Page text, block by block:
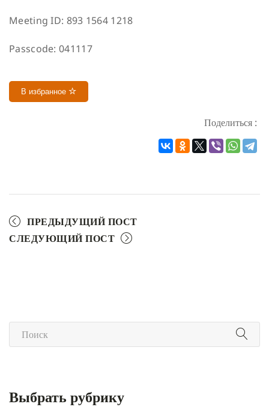
Meeting ID: 893 1564 1218
Passcode: 041117
В избранное
Поделиться :
ПРЕДЫДУЩИЙ ПОСТ
СЛЕДУЮЩИЙ ПОСТ
Выбрать рубрику